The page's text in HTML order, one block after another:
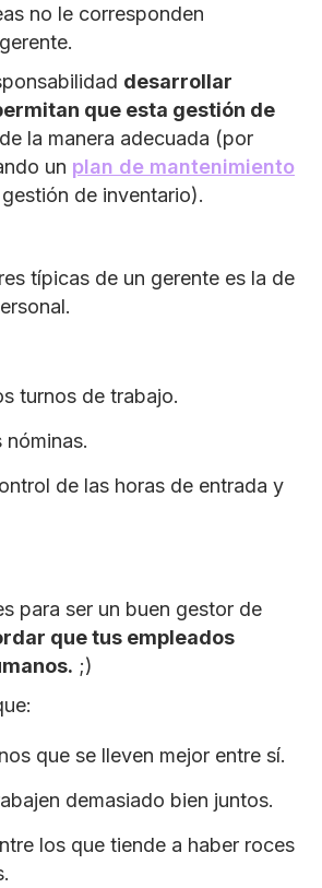
no le corresponden
desarrollar
que esta gestión de
la manera adecuada (por
un plan de mantenimiento
de inventario).
típicas de un gerente es la de
turnos de trabajo.
nóminas.
de las horas de entrada y
para ser un buen gestor de
que tus empleados
;)
que se lleven mejor entre sí.
demasiado bien juntos.
los que tiende a haber roces